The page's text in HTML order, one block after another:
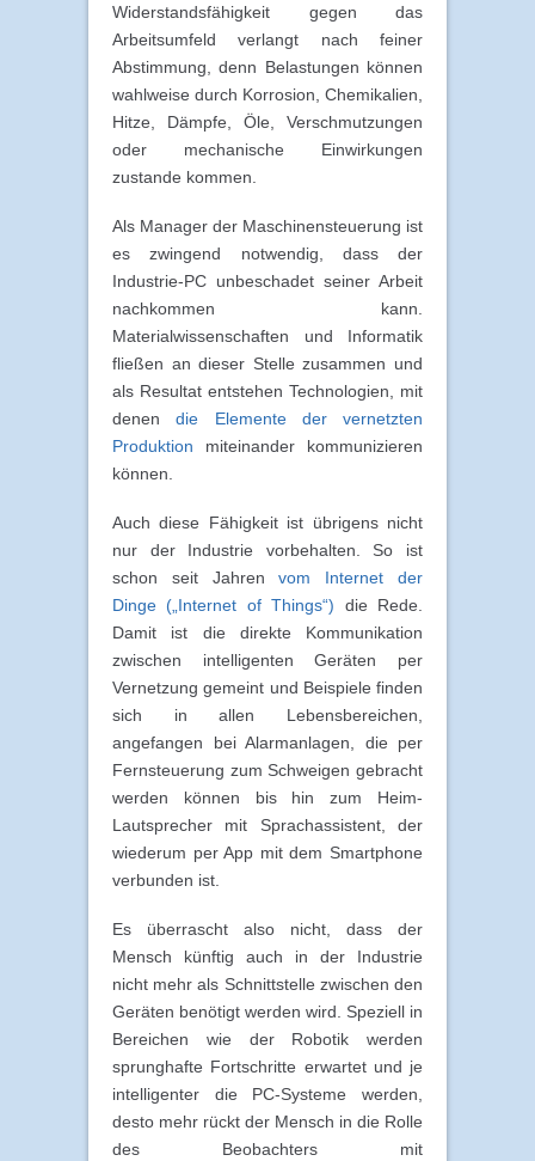
Widerstandsfähigkeit gegen das
Arbeitsumfeld verlangt nach feiner
Abstimmung, denn Belastungen können
wahlweise durch Korrosion, Chemikalien,
Hitze, Dämpfe, Öle, Verschmutzungen
oder mechanische Einwirkungen
zustande kommen.
Als Manager der Maschinensteuerung ist
es zwingend notwendig, dass der
Industrie-PC unbeschadet seiner Arbeit
nachkommen kann.
Materialwissenschaften und Informatik
fließen an dieser Stelle zusammen und
als Resultat entstehen Technologien, mit
denendie Elemente der vernetzten
Produktion miteinander kommunizieren
können.
Auch diese Fähigkeit ist übrigens nicht
nur der Industrie vorbehalten. So ist
schon seit Jahrenvom Internet der
Dinge („Internet of Things“) die Rede.
Damit ist die direkte Kommunikation
zwischen intelligenten Geräten per
Vernetzung gemeint und Beispiele finden
sich in allen Lebensbereichen,
angefangen bei Alarmanlagen, die per
Fernsteuerung zum Schweigen gebracht
werden können bis hin zum Heim-
Lautsprecher mit Sprachassistent, der
wiederum per App mit dem Smartphone
verbunden ist.
Es überrascht also nicht, dass der
Mensch künftig auch in der Industrie
nicht mehr als Schnittstelle zwischen den
Geräten benötigt werden wird. Speziell in
Bereichen wie der Robotik werden
sprunghafte Fortschritte erwartet und je
intelligenter die PC-Systeme werden,
desto mehr rückt der Mensch in die Rolle
des Beobachters mit